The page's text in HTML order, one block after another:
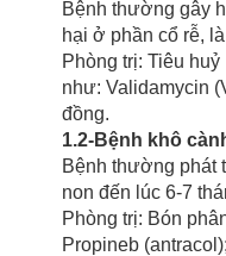
Bệnh thường gây
hại ở phần cổ rễ,
Phòng trị: Tiêu
như: Validamycin
đồng.
1.2-Bệnh khô
Bệnh thường phát
non đến lúc 6-7
Phòng trị: Bón
Propineb